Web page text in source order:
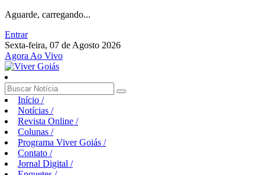
Aguarde, carregando...
Entrar
Sexta-feira, 07 de Agosto 2026
Agora Ao Vivo
Início /
Notícias /
Revista Online /
Colunas /
Programa Viver Goiás /
Contato /
Jornal Digital /